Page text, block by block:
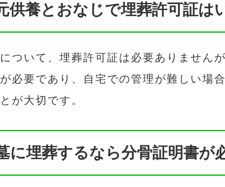
供養とおなじで埋葬許可証は
ついて、埋葬許可証は必要ありません
必要であり、自宅での管理が難しい場
が大切です。
に埋葬するなら分骨証明書が